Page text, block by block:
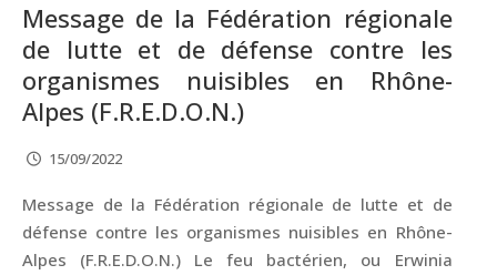
Message de la Fédération régionale
de lutte et de défense contre les
organismes nuisibles en Rhône-
Alpes (F.R.E.D.O.N.)
15/09/2022
Message de la Fédération régionale de lutte et de
défense contre les organismes nuisibles en Rhône-
Alpes (F.R.E.D.O.N.) Le feu bactérien, ou Erwinia